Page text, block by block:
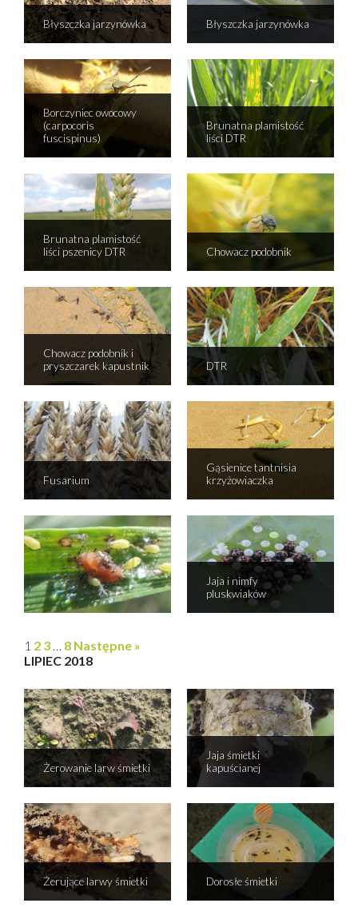
Błyszczka jarzynówka Błyszczka jarzynówka
Borczyniec owocowy
(carpocoris
fuscispinus)
Brunatna plamistość
liści DTR
Brunatna plamistość
liści pszenicy DTR
Chowacz podobnik
Chowacz podobnik i
pryszczarek kapustnik
DTR
Fusarium
Gąsienice tantnisia
krzyżowiaczka
Jaja i nimfy
pluskwiaków
1 2 3 … 8 Następne »
LIPIEC 2018
Żerowanie larw śmietki
Jaja śmietki
kapuścianej
Żerujące larwy śmietki Dorosłe śmietki